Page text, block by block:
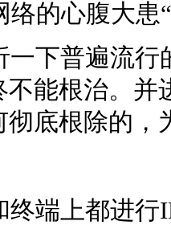
下普遍流
不能根治。
彻底根除的
终端上都进